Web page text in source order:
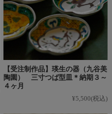
【受注制作品】瑛生の器（九谷美
陶園） 三寸つば型皿＊納期３～
４ヶ月
¥5,500(税込)